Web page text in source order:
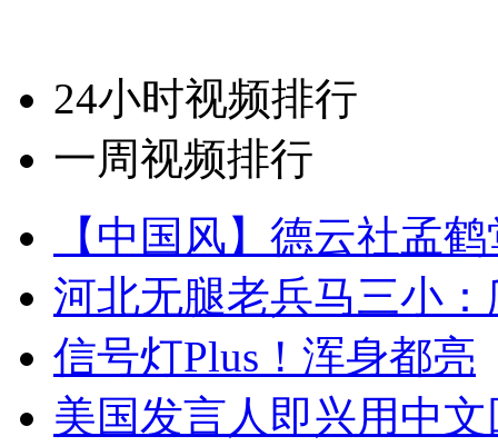
24小时视频排行
一周视频排行
【中国风】德云社孟
河北无腿老兵马三小
信号灯Plus！浑身都亮
美国发言人即兴用中